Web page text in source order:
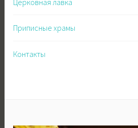
Приписные храмы
Контакты